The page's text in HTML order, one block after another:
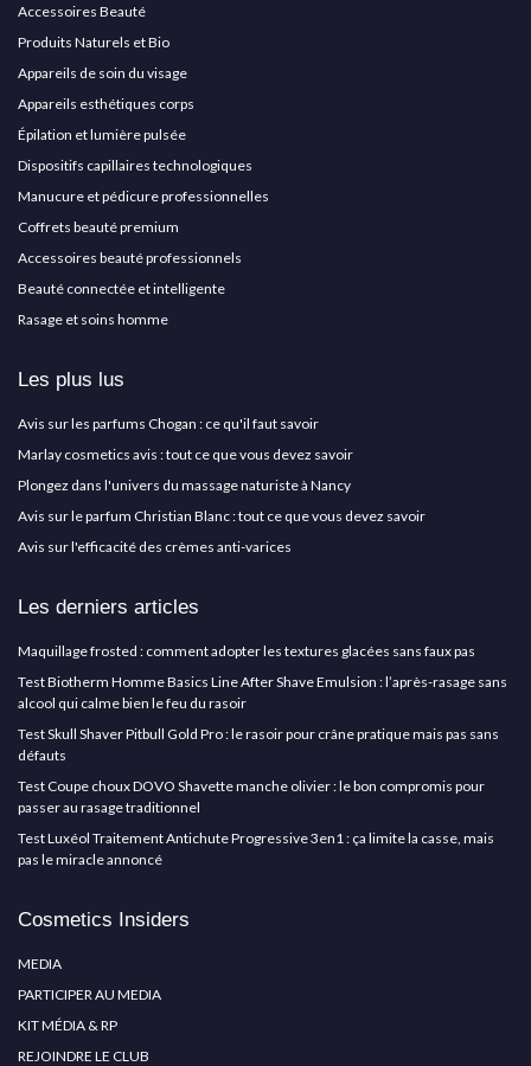
Accessoires Beauté
Produits Naturels et Bio
Appareils de soin du visage
Appareils esthétiques corps
Épilation et lumière pulsée
Dispositifs capillaires technologiques
Manucure et pédicure professionnelles
Coffrets beauté premium
Accessoires beauté professionnels
Beauté connectée et intelligente
Rasage et soins homme
Les plus lus
Avis sur les parfums Chogan : ce qu'il faut savoir
Marlay cosmetics avis : tout ce que vous devez savoir
Plongez dans l'univers du massage naturiste à Nancy
Avis sur le parfum Christian Blanc : tout ce que vous devez savoir
Avis sur l'efficacité des crèmes anti-varices
Les derniers articles
Maquillage frosted : comment adopter les textures glacées sans faux pas
Test Biotherm Homme Basics Line After Shave Emulsion : l’après-rasage sans
alcool qui calme bien le feu du rasoir
Test Skull Shaver Pitbull Gold Pro : le rasoir pour crâne pratique mais pas sans
défauts
Test Coupe choux DOVO Shavette manche olivier : le bon compromis pour
passer au rasage traditionnel
Test Luxéol Traitement Antichute Progressive 3en1 : ça limite la casse, mais
pas le miracle annoncé
Cosmetics Insiders
MEDIA
PARTICIPER AU MEDIA
KIT MÉDIA & RP
REJOINDRE LE CLUB